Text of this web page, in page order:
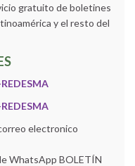
gratuito de boletines
y el resto del
electronico
WhatsApp BOLETÍN